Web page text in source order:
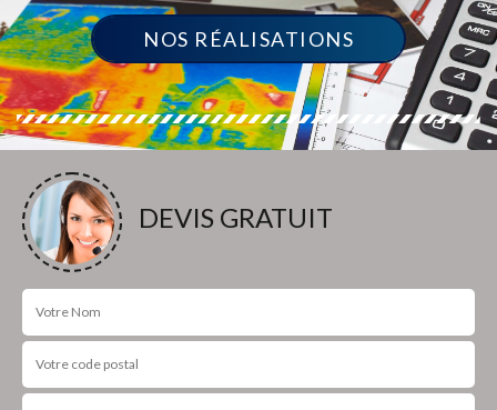
NOS RÉALISATIONS
DEVIS GRATUIT